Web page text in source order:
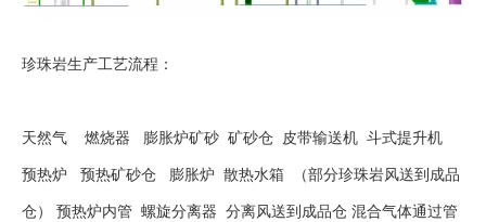
珍珠岩生产工艺流程：
天然气 燃烧器 膨胀炉矿砂 矿砂仓 皮带输送机 斗式提升机
预热炉 预热矿砂仓 膨胀炉 散热水箱 （部分珍珠岩风送到成品
仓） 预热炉内管 螺旋分离器 分离风送到成品仓 混合气体通过管